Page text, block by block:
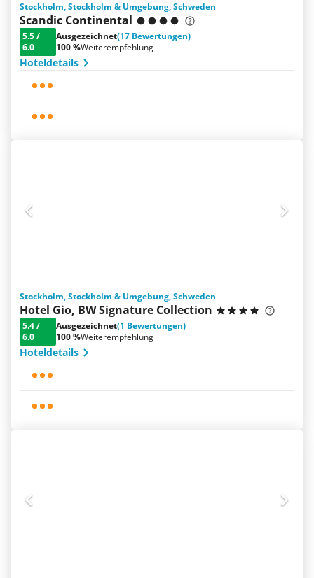
Stockholm, Stockholm & Umgebung, Schweden
Scandic Continental
5.5/
6.0
Ausgezeichnet(17 Bewertungen)
100 %Weiterempfehlung
Hoteldetails
Stockholm, Stockholm & Umgebung, Schweden
Hotel Gio, BW Signature Collection
5.4/
6.0
Ausgezeichnet(1 Bewertungen)
100 %Weiterempfehlung
Hoteldetails